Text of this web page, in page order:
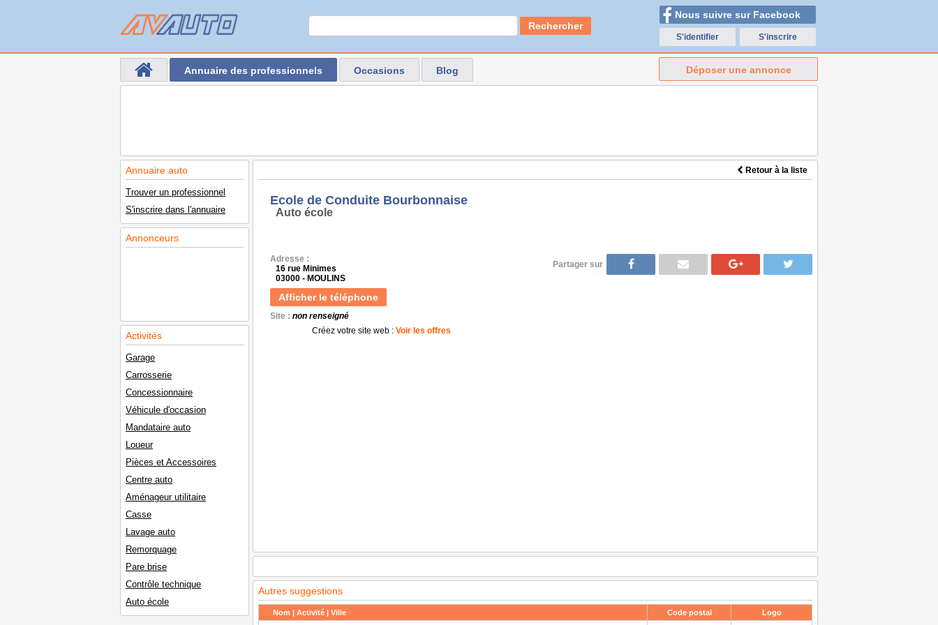
Rechercher
Nous suivre sur Facebook
S'identifier S'inscrire
Annuaire des professionnels Occasions Blog Déposer une annonce
Annuaire auto
Trouver un professionnel
S'inscrire dans l'annuaire
Annonceurs
Activités
Garage
Carrosserie
Concessionnaire
Véhicule d'occasion
Mandataire auto
Loueur
Pièces et Accessoires
Centre auto
Aménageur utilitaire
Casse
Lavage auto
Remorquage
Pare brise
Contrôle technique
Auto école
Retour à la liste
Ecole de Conduite Bourbonnaise
Auto école
Adresse :
16 rue Minimes
03000 - MOULINS
Afficher le téléphone
Site : non renseigné
Créez votre site web : Voir les offres
Partager sur
Autres suggestions
Nom | Activité | Ville Code postal Logo